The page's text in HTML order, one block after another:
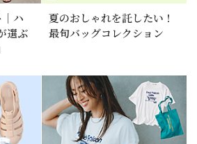
ハ
選ぶ
夏のおしゃれを託したい！
最旬バッグコレクション